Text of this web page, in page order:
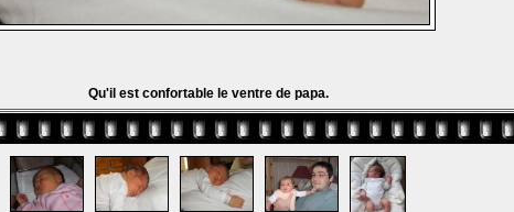
Qu'il est confortable le ventre de papa.